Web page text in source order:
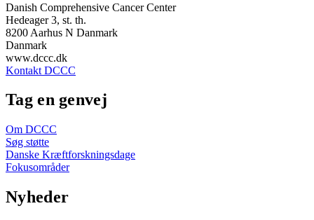
Danish Comprehensive Cancer Center
Hedeager 3, st. th.
8200 Aarhus N Danmark
Danmark
www.dccc.dk
Kontakt DCCC
Tag en genvej
Om DCCC
Søg støtte
Danske Kræftforskningsdage
Fokusområder
Nyheder